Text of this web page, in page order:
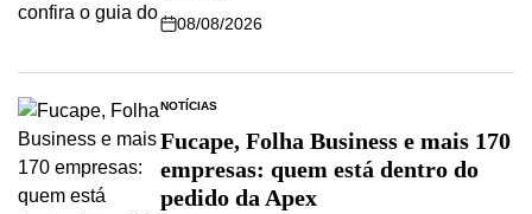
08/08/2026
NOTÍCIAS
Fucape, Folha Business e mais 170
empresas: quem está dentro do
pedido da Apex